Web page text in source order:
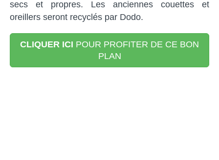
secs et propres. Les anciennes couettes et
oreillers seront recyclés par Dodo.
CLIQUER ICI POUR PROFITER DE CE BON
PLAN